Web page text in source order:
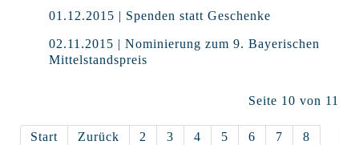
01.12.2015 | Spenden statt Geschenke
02.11.2015 | Nominierung zum 9. Bayerischen
Mittelstandspreis
Seite 10 von 11
Start Zurück 2 3 4 5 6 7
8